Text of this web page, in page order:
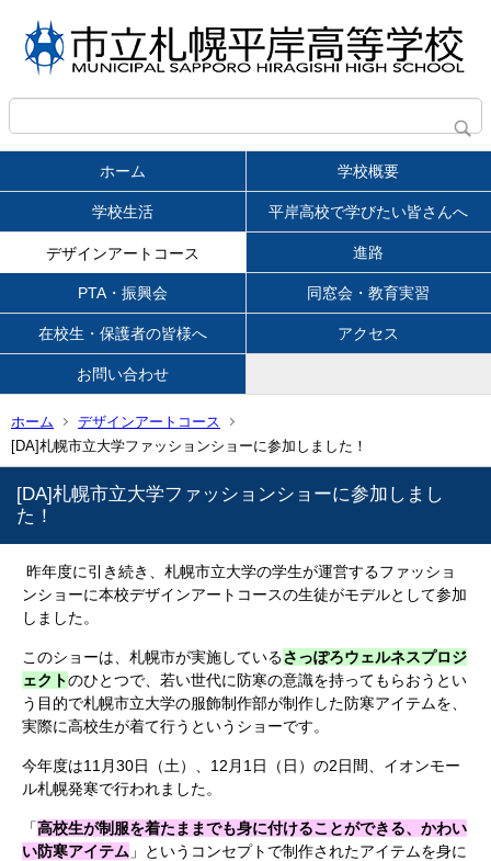
ホーム 学校概要
学校生活 平岸高校で学びたい皆さんへ
デザインアートコース 進路
PTA・振興会 同窓会・教育実習
在校生・保護者の皆様へ アクセス
お問い合わせ
ホーム
デザインアートコース
[DA]札幌市立大学ファッションショーに参加しました！
[DA]札幌市立大学ファッションショーに参加しまし
た！
昨年度に引き続き、札幌市立大学の学生が運営するファッショ
ンショーに本校デザインアートコースの生徒がモデルとして参加
しました。
このショーは、札幌市が実施しているさっぽろウェルネスプロジ
ェクトのひとつで、若い世代に防寒の意識を持ってもらおうとい
う目的で札幌市立大学の服飾制作部が制作した防寒アイテムを、
実際に高校生が着て行うというショーです。
今年度は11月30日（土）、12月1日（日）の2日間、イオンモー
ル札幌発寒で行われました。
「高校生が制服を着たままでも身に付けることができる、かわい
い防寒アイテム 」というコンセプトで制作されたアイテムを身に